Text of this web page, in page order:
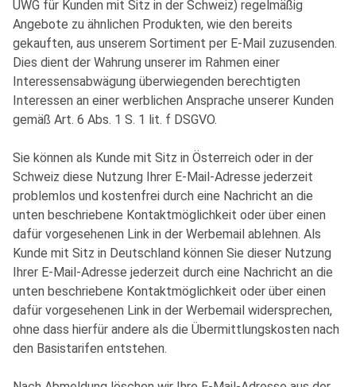
UWG für Kunden mit Sitz in der Schweiz) regelmäßig
Angebote zu ähnlichen Produkten, wie den bereits
gekauften, aus unserem Sortiment per E-Mail zuzusenden.
Dies dient der Wahrung unserer im Rahmen einer
Interessensabwägung überwiegenden berechtigten
Interessen an einer werblichen Ansprache unserer Kunden
gemäß Art. 6 Abs. 1 S. 1 lit. f DSGVO.
Sie können als Kunde mit Sitz in Österreich oder in der
Schweiz diese Nutzung Ihrer E-Mail-Adresse jederzeit
problemlos und kostenfrei durch eine Nachricht an die
unten beschriebene Kontaktmöglichkeit oder über einen
dafür vorgesehenen Link in der Werbemail ablehnen. Als
Kunde mit Sitz in Deutschland können Sie dieser Nutzung
Ihrer E-Mail-Adresse jederzeit durch eine Nachricht an die
unten beschriebene Kontaktmöglichkeit oder über einen
dafür vorgesehenen Link in der Werbemail widersprechen,
ohne dass hierfür andere als die Übermittlungskosten nach
den Basistarifen entstehen.